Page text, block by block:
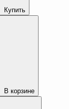
Купить
В корзине